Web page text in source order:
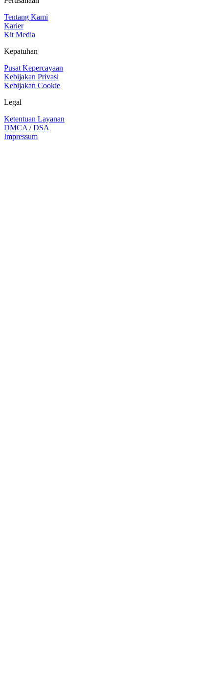
Tentang Kami
Karier
Kit Media
Kepatuhan
Pusat Kepercayaan
Kebijakan Privasi
Kebijakan Cookie
Legal
Ketentuan Layanan
DMCA / DSA
Impressum